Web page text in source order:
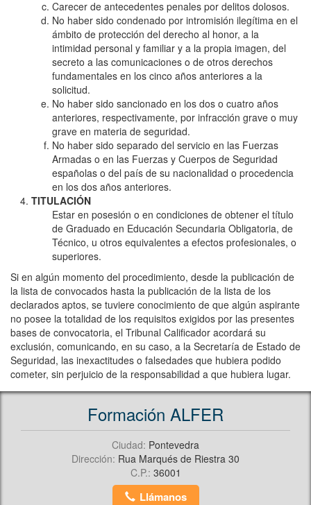
Carecer de antecedentes penales por delitos dolosos.
No haber sido condenado por intromisión ilegítima en el
ámbito de protección del derecho al honor, a la
intimidad personal y familiar y a la propia imagen, del
secreto a las comunicaciones o de otros derechos
fundamentales en los cinco años anteriores a la
solicitud.
No haber sido sancionado en los dos o cuatro años
anteriores, respectivamente, por infracción grave o muy
grave en materia de seguridad.
No haber sido separado del servicio en las Fuerzas
Armadas o en las Fuerzas y Cuerpos de Seguridad
españolas o del país de su nacionalidad o procedencia
en los dos años anteriores.
TITULACIÓN
Estar en posesión o en condiciones de obtener el título
de Graduado en Educación Secundaria Obligatoria, de
Técnico, u otros equivalentes a efectos profesionales, o
superiores.
Si en algún momento del procedimiento, desde la publicación de
la lista de convocados hasta la publicación de la lista de los
declarados aptos, se tuviere conocimiento de que algún aspirante
no posee la totalidad de los requisitos exigidos por las presentes
bases de convocatoria, el Tribunal Calificador acordará su
exclusión, comunicando, en su caso, a la Secretaría de Estado de
Seguridad, las inexactitudes o falsedades que hubiera podido
cometer, sin perjuicio de la responsabilidad a que hubiera lugar.
Formación ALFER
Ciudad: Pontevedra
Dirección: Rua Marqués de Riestra 30
C.P.: 36001
Llámanos